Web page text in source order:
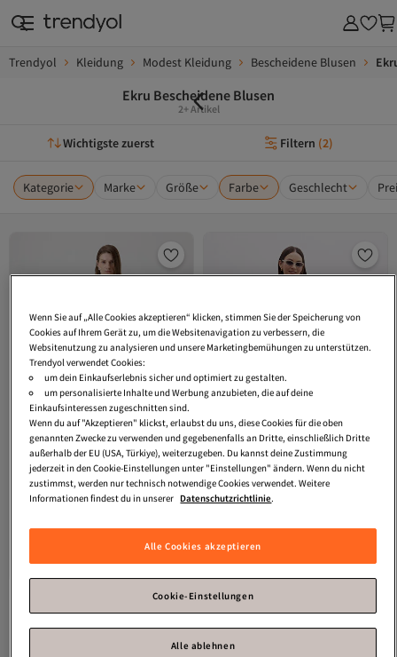
Trendyol Kleidung Modest Kleidung Bescheidene Blusen
Ekru Bescheidene Blusen
2+ Artikel
Wichtigste zuerst Filtern (2)
Kategorie Marke Größe Farbe Geschlecht
Platz 9 der Top-Favoriten
SCHULTERFALTE
29
Platz 1 der am häufigsten angezeigten
ECRU
Versand Kostenlos
59,
1
Wenn Sie auf „Alle Cookies akzeptieren“ klicken, stimmen Sie der Speicherung von
Cookies auf Ihrem Gerät zu, um die Websitenavigation zu verbessern, die
Websitenutzung zu analysieren und unsere Marketingbemühungen zu unterstützen.
Trendyol verwendet Cookies:
um dein Einkaufserlebnis sicher und optimiert zu gestalten.
um personalisierte Inhalte und Werbung anzubieten, die auf deine
Einkaufsinteressen zugeschnitten sind.
Wenn du auf "Akzeptieren" klickst, erlaubst du uns, diese Cookies für die oben
genannten Zwecke zu verwenden und gegebenenfalls an Dritte, einschließlich Dritte
außerhalb der EU (USA, Türkiye), weiterzugeben. Du kannst deine Zustimmung
jederzeit in den Cookie-Einstellungen unter "Einstellungen" ändern. Wenn du nicht
zustimmst, werden nur technisch notwendige Cookies verwendet. Weitere
Informationen findest du in unserer Datenschutzrichtlinie.
Alle Cookies akzeptieren
Cookie-Einstellungen
Alle ablehnen